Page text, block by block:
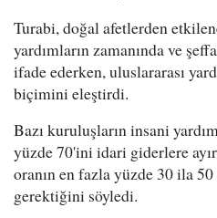
Turabi, doğal afetlerden
yardımların zamanında ve
ifade ederken, uluslararası
biçimini eleştirdi.
Bazı kuruluşların insani
yüzde 70'ini idari giderlere
oranın en fazla yüzde 30 ila
gerektiğini söyledi.